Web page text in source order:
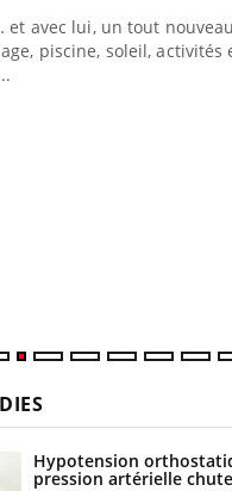
et avec lui, un tout
piscine, soleil,
Hypotension
pression artérielle